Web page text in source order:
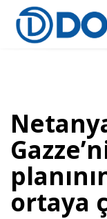
ortaya